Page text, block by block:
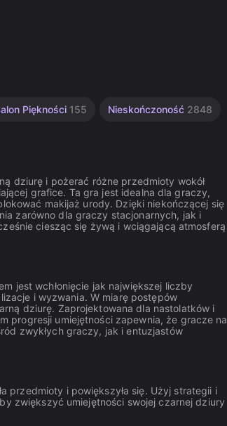
Piękności 155 Nieskończoność 2848
dziurę i pożerać różne przedmioty wokół
grafice. Ta gra jest idealna dla graczy,
makijaż urody. Dzięki niekończącej się
zarówno dla graczy stacjonarnych, jak i
ciesząc się żywą i wciągającą atmosferą
jest wchłonięcie jak największej liczby
i wyzwania. W miarę postępów
dziurę. Zaprojektowana dla nastolatków i
progresji umiejętności zapewnia, że gracze na
zwykłych graczy, jak i entuzjastów
przedmioty i powiększyła się. Użyj strategii i
zwiększyć umiejętności swojej czarnej dziury